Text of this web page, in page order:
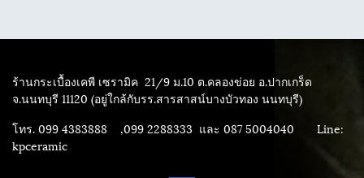
ร้านกระเบื้องเคพี เซรามิค 21/9 ม.10 ต.คลองข่อย อ.ปากเกร็ด
จ.นนทบุรี 11120 (อยู่ใกล้กับรร.สารสาสน์บางบัวทอง นนทบุรี)
โทร. 099 4383888 ,099 2288333 และ 087 5004040 Line:
kpceramic